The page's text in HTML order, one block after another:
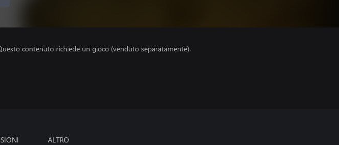
contenuto richiede un gioco (venduto separatamente).
ALTRO